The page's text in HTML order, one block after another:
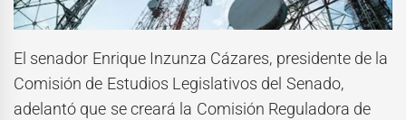
El senador Enrique Inzunza Cázares, presidente de la
Comisión de Estudios Legislativos del Senado,
adelantó que se creará la Comisión Reguladora de